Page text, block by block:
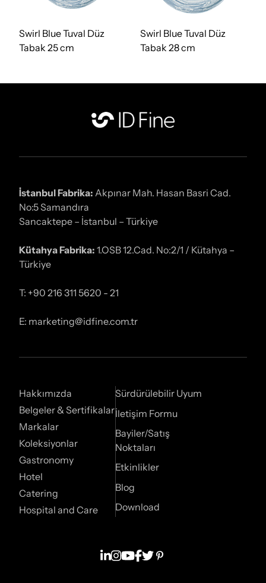
Swirl Blue Tuval Düz
Tabak 25 cm
Swirl Blue Tuval Düz
Tabak 28 cm
İstanbul Fabrika: Akpınar Mah. Hasan Basri Cad.
No:5 Samandıra
Sancaktepe – İstanbul – Türkiye
Kütahya Fabrika: 1.OSB 12.Cad. No:2/1 / Kütahya –
Türkiye
T: +90 216 311 5620 - 21
E: marketing@idfine.com.tr
Hakkımızda
Belgeler & Sertifikalar
Markalar
Koleksiyonlar
Gastronomy
Hotel
Catering
Hospital and Care
Sürdürülebilir Uyum
İletişim Formu
Bayiler/Satış
Noktaları
Etkinlikler
Blog
Download